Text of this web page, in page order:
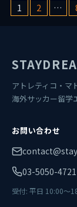
1 2 …
アトレティコ・マ
海外サッカー留学
お問い合わせ
03-5050-4721
受付: 平日 10:00〜